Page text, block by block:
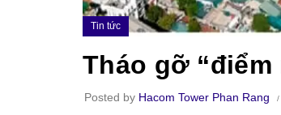
Tin tức
Tháo gỡ
Posted by Hacom Tower Phan Rang